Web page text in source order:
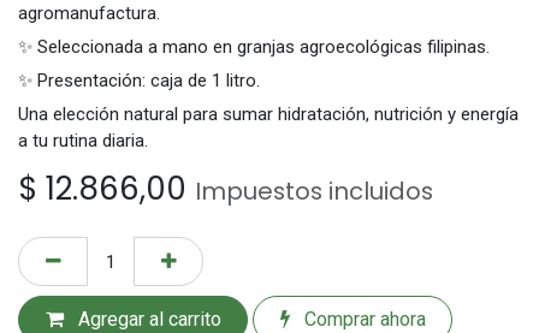
agromanufactura.
✨ Seleccionada a mano en granjas agroecológicas filipinas.
✨ Presentación: caja de 1 litro.
Una elección natural para sumar hidratación, nutrición y energía
a tu rutina diaria.
$ 12.866,00 Impuestos incluidos
Agregar al carrito Comprar ahora